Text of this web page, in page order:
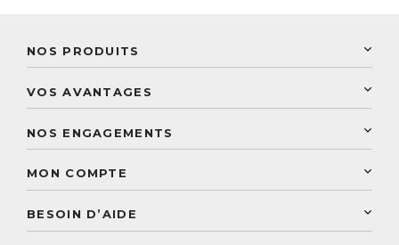
NOS PRODUITS
Laboratoire Landais
Découvrez le catalogue
VOS AVANTAGES
Paiement sécurisé
Conseils personnalisés
NOS ENGAGEMENTS
Conseil personnalisé
MON COMPTE
BESOIN D’AIDE